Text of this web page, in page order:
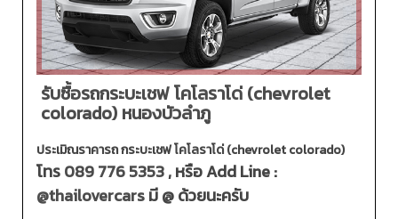
รับซื้อรถกระบะเชฟ โคโลราโด่ (chevrolet
colorado) หนองบัวลำภู
ประเมิณราคารถ กระบะเชฟ โคโลราโด่ (chevrolet colorado)
โทร089 776 5353, หรือ Add Line :
@thailovercarsมี @ ด้วยนะครับ